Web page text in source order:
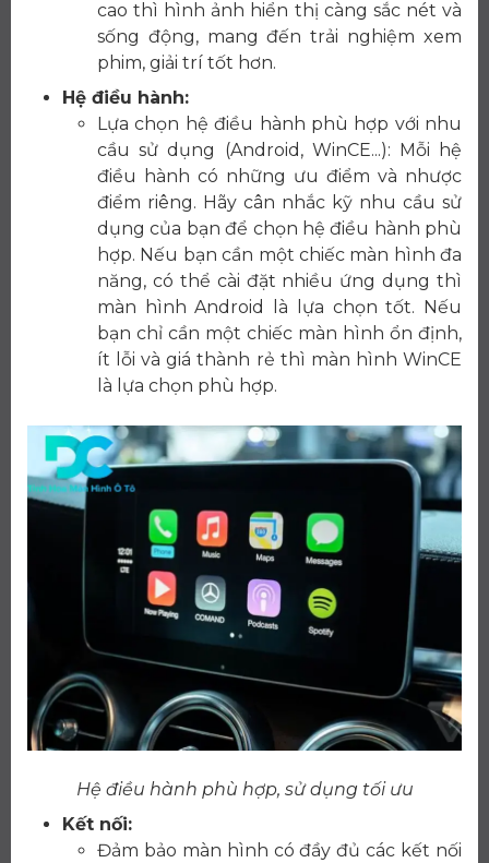
cao thì hình ảnh hiển thị càng sắc nét và
sống động, mang đến trải nghiệm xem
phim, giải trí tốt hơn.
Hệ điều hành:
Lựa chọn hệ điều hành phù hợp với nhu
cầu sử dụng (Android, WinCE...): Mỗi hệ
điều hành có những ưu điểm và nhược
điểm riêng. Hãy cân nhắc kỹ nhu cầu sử
dụng của bạn để chọn hệ điều hành phù
hợp. Nếu bạn cần một chiếc màn hình đa
năng, có thể cài đặt nhiều ứng dụng thì
màn hình Android là lựa chọn tốt. Nếu
bạn chỉ cần một chiếc màn hình ổn định,
ít lỗi và giá thành rẻ thì màn hình WinCE
là lựa chọn phù hợp.
Hệ điều hành phù hợp, sử dụng tối ưu
Kết nối:
Đảm bảo màn hình có đầy đủ các kết nối